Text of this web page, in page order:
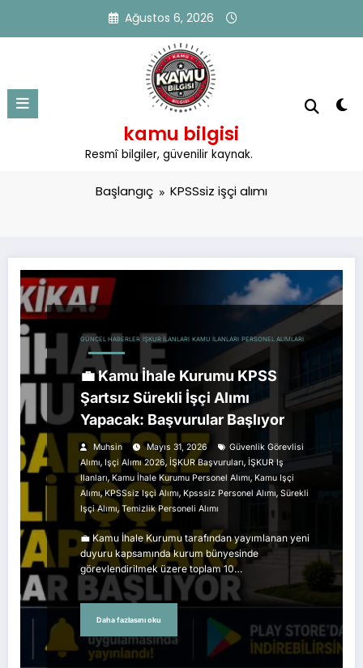
Ağustos 6, 2026
kamu bilgisi
Resmî bilgiler, güvenilir kaynak.
Etiket: KPSSsiz işçi alımı
Başlangıç KPSSsiz işçi alımı
GÜNCEL HABERLER İŞKUR İLANLARI KAMU İLANLARI PERSONEL ALIMLARI
💼 Kamu İhale Kurumu KPSS
Şartsız Sürekli İşçi Alımı
Yapacak: Başvurular Başlıyor
Muhsin Mayıs 31, 2026
Güvenlik Görevlisi
Alımı, Işçi Alımı 2026, İŞKUR Başvuruları, İŞKUR Iş
Ilanları,Kamu İhale Kurumu Personel Alımı, Kamu Işçi
Alımı,KPSSsiz Işçi Alımı, Kpsssiz Personel Alımı, Sürekli
Işçi Alımı,Temizlik Personeli Alımı
💼 Kamu İhale Kurumu tarafından yayımlanan yeni
duyuru kapsamında kurum bünyesinde
görevlendirilmek üzere toplam 10…
Daha fazlasını oku